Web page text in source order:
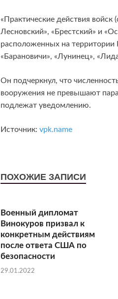
«Практические действия
Лесновский», «Брестский» и
расположенных на территории
«Барановичи», «Лунинец»,
Он подчеркнул, что
вооружения не превышают
подлежат уведомлению.
Источник: vpk.name
ПОХОЖИЕ ЗАПИСИ
Военный дипломат
Винокуров призвал к
конкретным действиям
после ответа США по
безопасности
29.01.2022